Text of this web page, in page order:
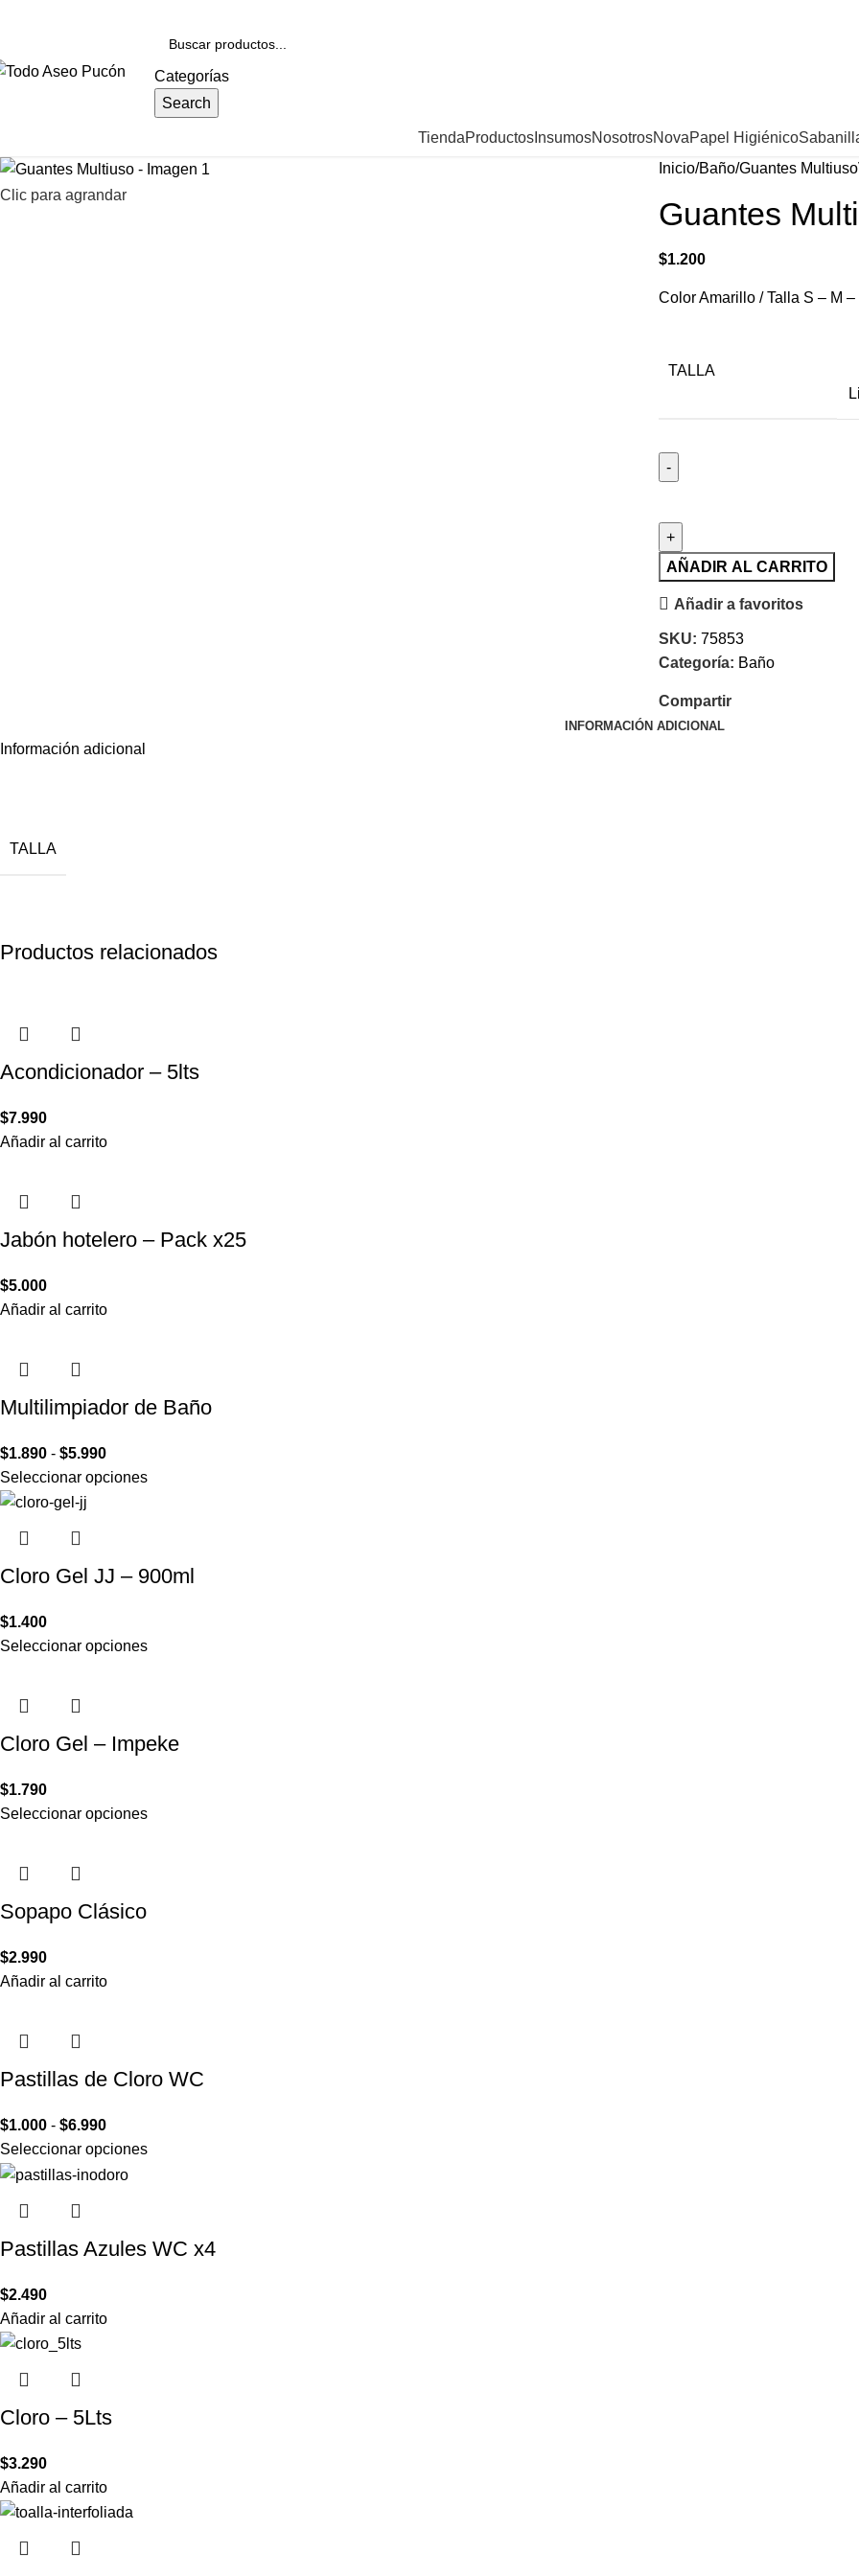
Categorías
Search
TiendaProductosInsumosNosotrosNovaPapel Higiénico
Clic para agrandar
Inicio Baño Guantes Multiuso
Guantes
$1.200
Color Amarillo / Talla S – M –
TALLA
AÑADIR AL CARRITO
Añadir a favoritos
SKU: 75853
Categoría: Baño
Compartir
INFORMACIÓN ADICIONAL
Información adicional
TALLA
Productos relacionados
Acondicionador – 5lts
$7.990
Añadir al carrito
Jabón hotelero – Pack x25
$5.000
Añadir al carrito
Multilimpiador de Baño
$1.890 - $5.990
Seleccionar opciones
Cloro Gel JJ – 900ml
$1.400
Seleccionar opciones
Cloro Gel – Impeke
$1.790
Seleccionar opciones
Sopapo Clásico
$2.990
Añadir al carrito
Pastillas de Cloro WC
$1.000 - $6.990
Seleccionar opciones
Pastillas Azules WC x4
$2.490
Añadir al carrito
Cloro – 5Lts
$3.290
Añadir al carrito